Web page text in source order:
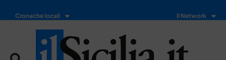
Cronache locali Il Network